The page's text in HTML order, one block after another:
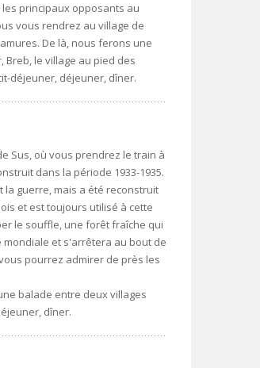
principaux opposants au
vous rendrez au village de
De là, nous ferons une
le village au pied des
déjeuner, déjeuner, dîner.
Sus, où vous prendrez le train à
dans la période 1933-1935.
guerre, mais a été reconstruit
et est toujours utilisé à cette
le souffle, une forêt fraîche qui
et s'arrêtera au bout de
pourrez admirer de près les
balade entre deux villages
dîner.